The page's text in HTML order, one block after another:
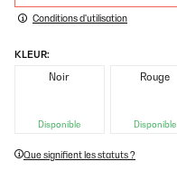
Conditions d'utilisation
KLEUR:
Noir
Disponible
Rouge
Disponible
Que signifient les statuts ?